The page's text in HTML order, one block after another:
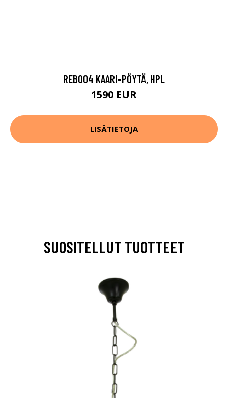
REB004 KAARI-PÖYTÄ, HPL
1590 EUR
LISÄTIETOJA
SUOSITELLUT TUOTTEET